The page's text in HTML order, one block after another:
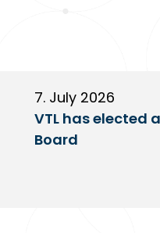
7. July 2026
VTL has elected
Board